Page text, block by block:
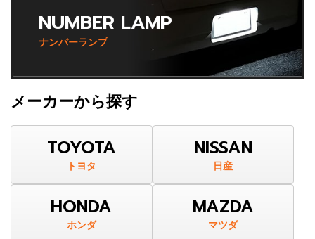
NUMBER LAMP
ナンバーランプ
メーカーから探す
TOYOTA
トヨタ
NISSAN
日産
HONDA
ホンダ
MAZDA
マツダ